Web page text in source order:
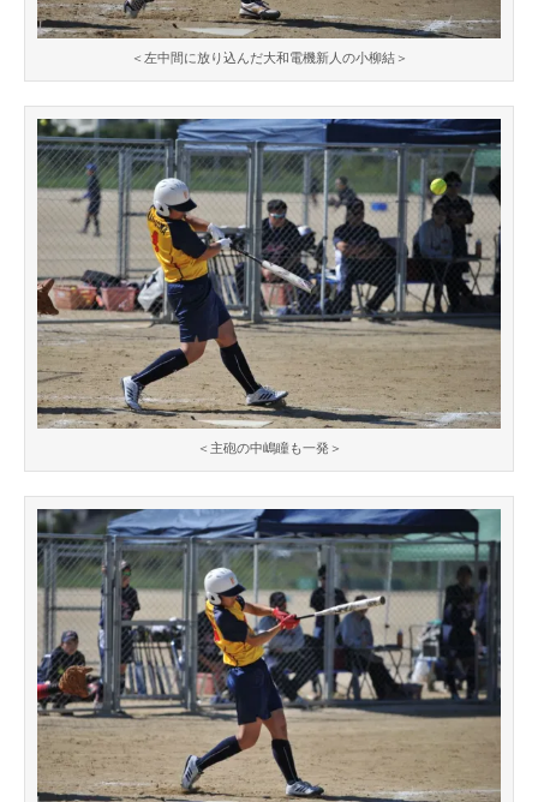
＜左中間に放り込んだ大和電機新人の小柳結＞
＜主砲の中嶋瞳も一発＞